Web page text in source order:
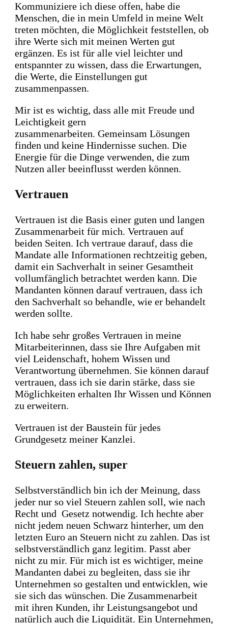
Kommuniziere ich diese offen, habe die
Menschen, die in mein Umfeld in meine Welt
treten möchten, die Möglichkeit feststellen, ob
ihre Werte sich mit meinen Werten gut
ergänzen. Es ist für alle viel leichter und
entspannter zu wissen, dass die Erwartungen,
die Werte, die Einstellungen gut
zusammenpassen.
Mir ist es wichtig, dass alle mit Freude und
Leichtigkeit gern
zusammenarbeiten. Gemeinsam Lösungen
finden und keine Hindernisse suchen. Die
Energie für die Dinge verwenden, die zum
Nutzen aller beeinflusst werden können.
Vertrauen
Vertrauen ist die Basis einer guten und langen
Zusammenarbeit für mich. Vertrauen auf
beiden Seiten. Ich vertraue darauf, dass die
Mandate alle Informationen rechtzeitig geben,
damit ein Sachverhalt in seiner Gesamtheit
vollumfänglich betrachtet werden kann. Die
Mandanten können darauf vertrauen, dass ich
den Sachverhalt so behandle, wie er behandelt
werden sollte.
Ich habe sehr großes Vertrauen in meine
Mitarbeiterinnen, dass sie Ihre Aufgaben mit
viel Leidenschaft, hohem Wissen und
Verantwortung übernehmen. Sie können darauf
vertrauen, dass ich sie darin stärke, dass sie
Möglichkeiten erhalten Ihr Wissen und Können
zu erweitern.
Vertrauen ist der Baustein für jedes
Grundgesetz meiner Kanzlei.
Steuern zahlen, super
Selbstverständlich bin ich der Meinung, dass
jeder nur so viel Steuern zahlen soll, wie nach
Recht und Gesetz notwendig. Ich hechte aber
nicht jedem neuen Schwarz hinterher, um den
letzten Euro an Steuern nicht zu zahlen. Das ist
selbstverständlich ganz legitim. Passt aber
nicht zu mir. Für mich ist es wichtiger, meine
Mandanten dabei zu begleiten, dass sie ihr
Unternehmen so gestalten und entwicklen, wie
sie sich das wünschen. Die Zusammenarbeit
mit ihren Kunden, ihr Leistungsangebot und
natürlich auch die Liquidität. Ein Unternehmen,